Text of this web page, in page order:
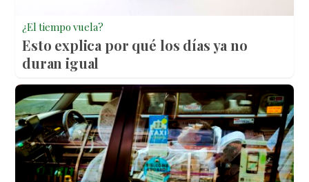
¿El tiempo vuela?
Esto explica por qué los días ya no
duran igual